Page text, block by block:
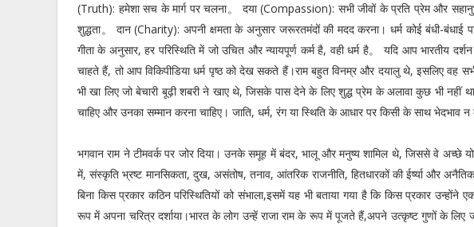
(Truth): हमेशा सच के मार्ग पर चलना。 दया (Compassion): सभी जीवों के प्रति प्रेम और
शुद्धता。 दान (Charity): अपनी क्षमता के अनुसार जरूरतमंदों की मदद करना। धर्म कोई बंधी-बंधाई
गीता के अनुसार, हर परिस्थिति में जो उचित और न्यायपूर्ण कर्म है, वही धर्म है。 यदि आप भारतीय
चाहते हैं, तो आप विकिपीडिया धर्म पृष्ठ को देख सकते हैं।राम बहुत विनम्र और दयालु थे, इसलिए वह
भी खा लिए जो बेचारी बूढ़ी शबरी ने खाए थे, जिसके पास देने के लिए शुद्ध प्रेम के अलावा कुछ भी
चाहिए और उनका सम्मान करना चाहिए। जाति, धर्म, रंग या स्थिति के आधार पर किसी के साथ भेदभाव
भगवान राम ने टीमवर्क पर जोर दिया। उनके समूह में बंदर, भालू और मनुष्य शामिल थे, जिससे वे अच्छे
में, संस्कृति भ्रष्ट मानसिकता, दुख, असंतोष, तनाव, आंतरिक राजनीति, हितधारकों की ईर्ष्या और
बिना किस प्रकार कठिन परिस्थितियों को संभाला,इसमें यह भी बताया गया है कि किस प्रकार
रूप में अपना चरित्र दर्शाया।भारत के लोग उन्हें राजा राम के रूप में पूजते हैं,अपने उत्कृष्ट गुणों के लिए